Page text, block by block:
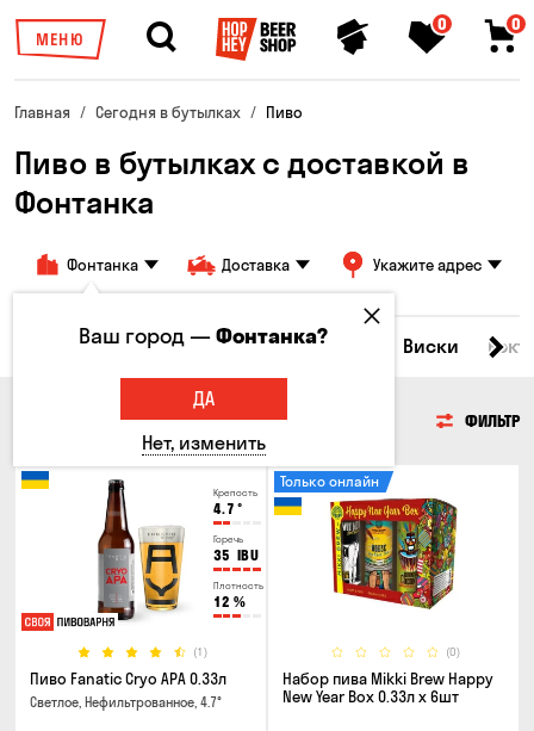
МЕНЮ
0 0
Главная Сегодня в бутылках Пиво
Пиво в бутылках с доставкой в
Фонтанка
Фонтанка Доставка Укажите адрес
Все товары Пиво Сидр Виски
ФИЛЬТР
Крепость
4.7 °
Горечь
35 IBU
Плотность
12 %
(1)
Пиво Fanatic Cryo APA 0.33л
Светлое, Нефильтрованное, 4.7°
(0)
Только онлайн
Набор пива Mikki Brew Happy
New Year Box 0.33л x 6шт
Ваш город —Фонтанка?
ДА
Нет, изменить